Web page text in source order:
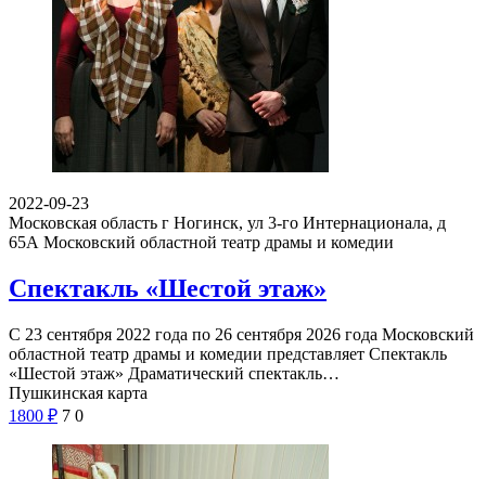
2022-09-23
Московская область г Ногинск, ул 3-го Интернационала, д
65А Московский областной театр драмы и комедии
Спектакль «Шестой этаж»
С 23 сентября 2022 года по 26 сентября 2026 года Московский
областной театр драмы и комедии представляет Спектакль
«Шестой этаж» Драматический спектакль…
Пушкинская карта
1800 ₽ 7 0